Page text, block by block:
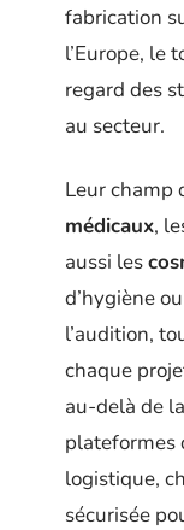
fabrication
l’Europe, le
regard des
au secteur.
Leur champ
médicaux,
aussi les
d’hygiène
l’audition,
chaque
au-delà de
plateformes
logistique,
sécurisée